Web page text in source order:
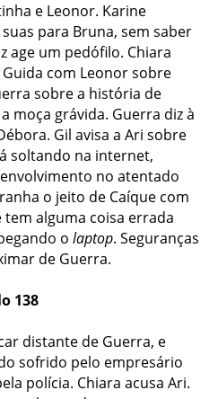
e Leonor. Karine
para Bruna, sem saber
age um pedófilo. Chiara
com Leonor sobre
sobre a história de
moça grávida. Guerra diz à
Gil avisa a Ari sobre
soltando na internet,
no atentado
o jeito de Caíque com
tem alguma coisa errada
o laptop. Seguranças
de Guerra.
138
distante de Guerra, e
sofrido pelo empresário
polícia. Chiara acusa Ari.